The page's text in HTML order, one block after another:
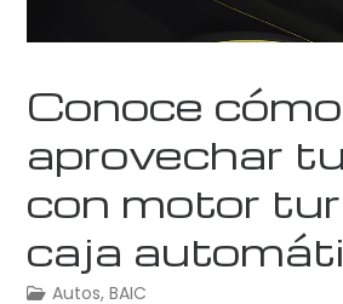
Conoce cómo
aprovechar
con motor
caja
Autos,BAIC